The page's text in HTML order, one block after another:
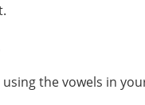
the vowels in